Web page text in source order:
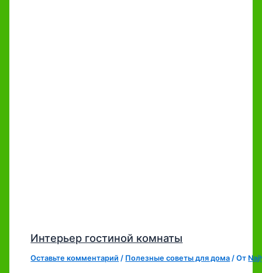
Интерьер гостиной комнаты
Оставьте комментарий / Полезные советы для дома / От